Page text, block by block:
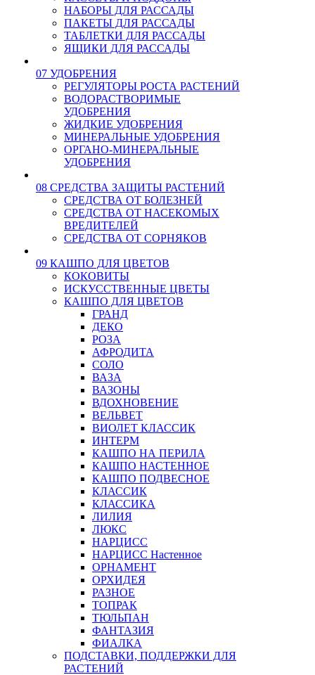
НАБОРЫ ДЛЯ РАССАДЫ
ПАКЕТЫ ДЛЯ РАССАДЫ
ТАБЛЕТКИ ДЛЯ РАССАДЫ
ЯЩИКИ ДЛЯ РАССАДЫ
07 УДОБРЕНИЯ
РЕГУЛЯТОРЫ РОСТА РАСТЕНИЙ
ВОДОРАСТВОРИМЫЕ
УДОБРЕНИЯ
ЖИДКИЕ УДОБРЕНИЯ
МИНЕРАЛЬНЫЕ УДОБРЕНИЯ
ОРГАНО-МИНЕРАЛЬНЫЕ
УДОБРЕНИЯ
08 СРЕДСТВА ЗАЩИТЫ РАСТЕНИЙ
СРЕДСТВА ОТ БОЛЕЗНЕЙ
СРЕДСТВА ОТ НАСЕКОМЫХ
ВРЕДИТЕЛЕЙ
СРЕДСТВА ОТ СОРНЯКОВ
09 КАШПО ДЛЯ ЦВЕТОВ
КОКОВИТЫ
ИСКУССТВЕННЫЕ ЦВЕТЫ
КАШПО ДЛЯ ЦВЕТОВ
ГРАНД
ДЕКО
РОЗА
АФРОДИТА
СОЛО
ВАЗА
ВАЗОНЫ
ВДОХНОВЕНИЕ
ВЕЛЬВЕТ
ВИОЛЕТ КЛАССИК
ИНТЕРМ
КАШПО НА ПЕРИЛА
КАШПО НАСТЕННОЕ
КАШПО ПОДВЕСНОЕ
КЛАССИК
КЛАССИКА
ЛИЛИЯ
ЛЮКС
НАРЦИСС
НАРЦИСС Настенное
ОРНАМЕНТ
ОРХИДЕЯ
РАЗНОЕ
ТОПРАК
ТЮЛЬПАН
ФАНТАЗИЯ
ФИАЛКА
ПОДСТАВКИ, ПОДДЕРЖКИ ДЛЯ
РАСТЕНИЙ